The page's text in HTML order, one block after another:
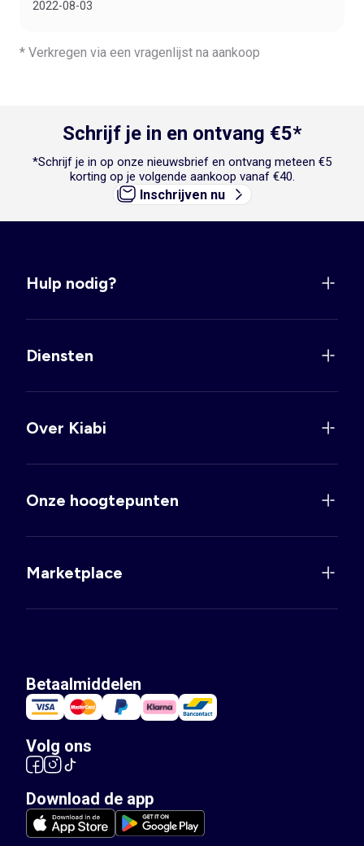
2022-08-03
* Verkregen via een vragenlijst na aankoop
Schrijf je in en ontvang €5*
*Schrijf je in op onze nieuwsbrief en ontvang meteen €5
korting op je volgende aankoop vanaf €40.
Inschrijven nu
Hulp nodig?
Diensten
Over Kiabi
Onze hoogtepunten
Marketplace
Betaalmiddelen
Volg ons
Download de app